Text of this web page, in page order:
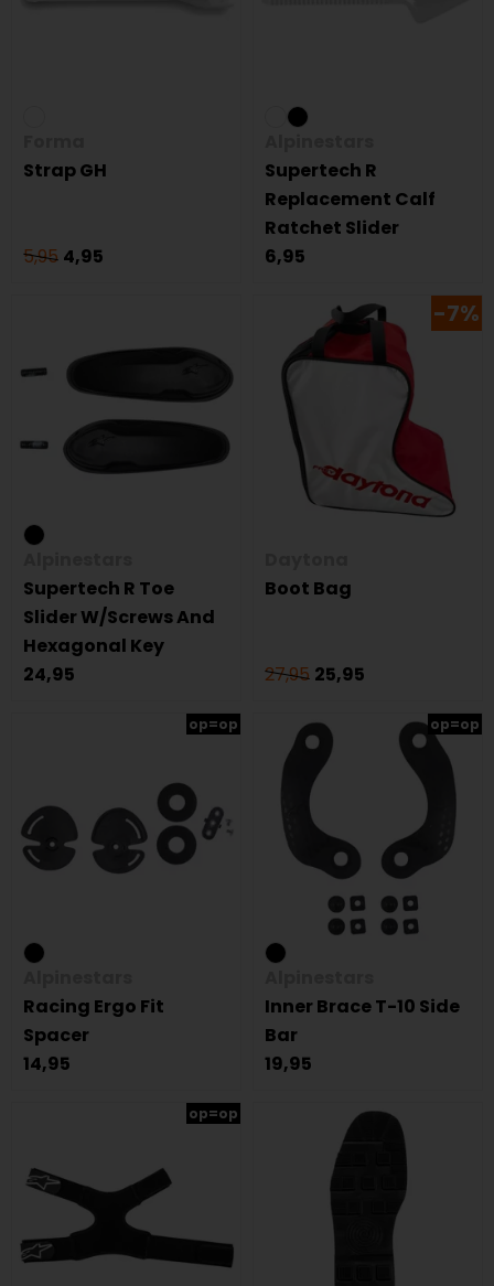
Strap GH
5,95 4,95
Supertech R
Replacement Calf
Ratchet Slider
6,95
Supertech R Toe
Slider W/Screws And
Hexagonal Key
24,95
-7%
Boot Bag
27,95 25,95
op=op
Racing Ergo Fit
Spacer
14,95
op=op
Inner Brace T-10 Side
Bar
19,95
op=op